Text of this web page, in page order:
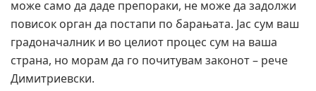
може само да даде препораки, не може да задолжи
повисок орган да постапи по барањата. Јас сум ваш
градоначалник и во целиот процес сум на ваша
страна, но морам да го почитувам законот – рече
Димитриевски.